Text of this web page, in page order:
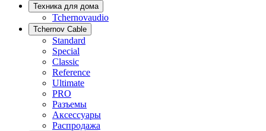
Техника для дома
Tchernovaudio
Tchernov Cable
Standard
Special
Classic
Reference
Ultimate
PRO
Разъемы
Аксессуары
Распродажа